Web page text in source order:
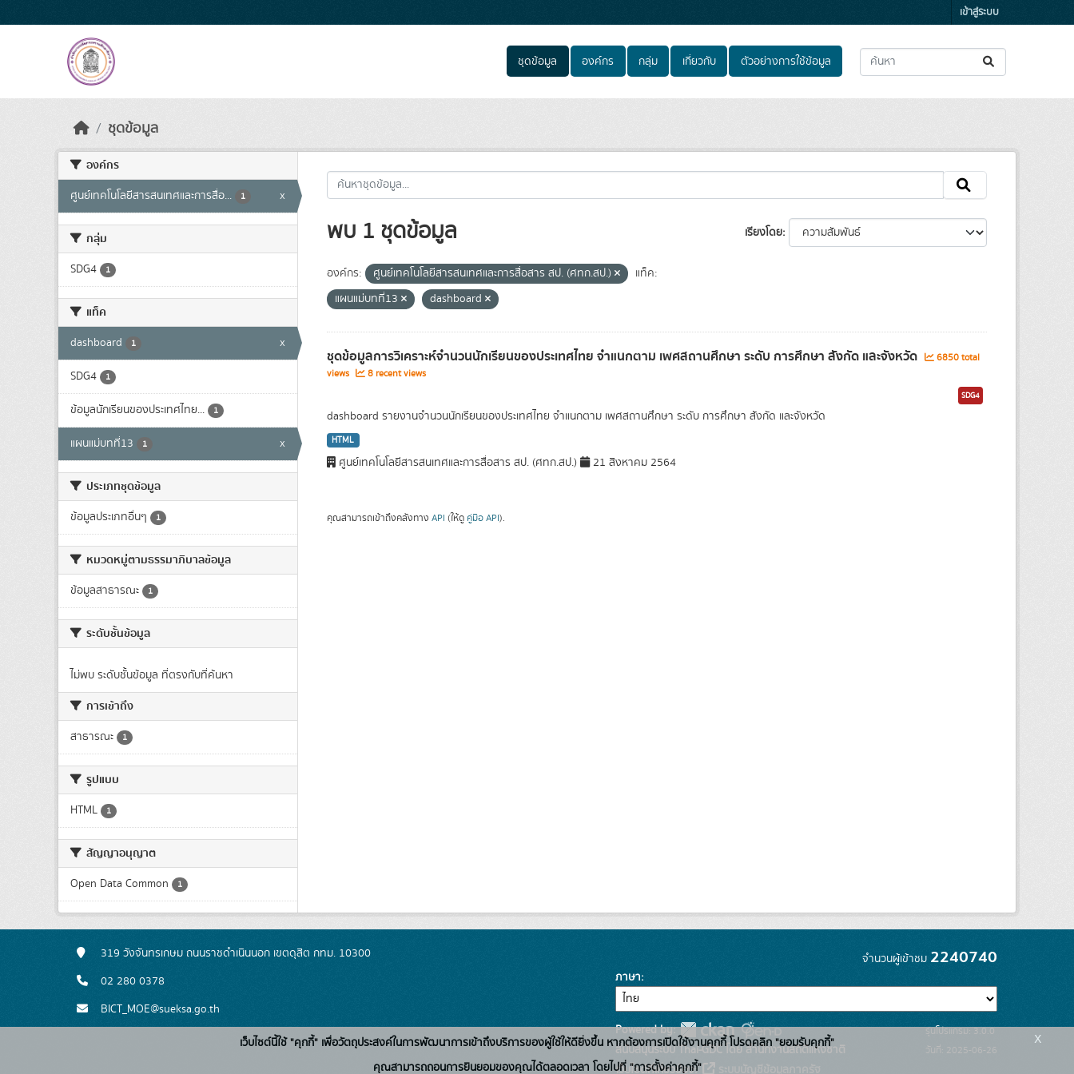
เข้าสู่ระบบ
ชุดข้อมูล องค์กร กลุ่ม เกี่ยวกับ ตัวอย่างการใช้ข้อมูล
ชุดข้อมูล
องค์กร
ศูนย์เทคโนโลยีสารสนเทศและการสื่อ... 1 x
กลุ่ม
SDG4 1
แท็ค
dashboard 1 x
SDG4 1
ข้อมูลนักเรียนของประเทศไทย... 1
แผนแม่บทที่13 1 x
ประเภทชุดข้อมูล
ข้อมูลประเภทอื่นๆ 1
หมวดหมู่ตามธรรมาภิบาลข้อมูล
ข้อมูลสาธารณะ 1
ระดับชั้นข้อมูล
ไม่พบ ระดับชั้นข้อมูล ที่ตรงกับที่ค้นหา
การเข้าถึง
สาธารณะ 1
รูปแบบ
HTML 1
สัญญาอนุญาต
Open Data Common 1
เรียงโดย
พบ 1 ชุดข้อมูล
องค์กร: ศูนย์เทคโนโลยีสารสนเทศและการสื่อสาร สป. (ศทก.สป.)
แท็ค:
แผนแม่บทที่13
dashboard
ชุดข้อมูลการวิเคราะห์จำนวนนักเรียนของประเทศไทย จำแนกตาม เพศสถานศึกษา ระดับ การศึกษา สังกัด และจังหวัด
6850 total
views
8 recent views
SDG4
dashboard รายงานจำนวนนักเรียนของประเทศไทย จำแนกตาม เพศสถานศึกษา ระดับ การศึกษา สังกัด และจังหวัด
HTML
ศูนย์เทคโนโลยีสารสนเทศและการสื่อสาร สป. (ศทก.สป.) 21 สิงหาคม 2564
คุณสามารถเข้าถึงคลังทาง API (ให้ดู คู่มือ API).
319 วังจันทรเกษม ถนนราชดำเนินนอก เขตดุสิต กทม. 10300
02 280 0378
BICT_MOE@sueksa.go.th
จำนวนผู้เข้าชม 2240740
ภาษา
Powered by:
สนับสนุนระบบ Thai-GDC โดย สำนักงานสถิติแห่งชาติ
เว็บไซต์ที่เกี่ยวข้อง:
รุ่นโปรแกรม: 3.0.0
วันที่: 2025-06-26
เว็บไซต์นี้ใช้ "คุกกี้" เพื่อวัตถุประสงค์ในการพัฒนาการเข้าถึงบริการของผู้ใช้ให้ดียิ่งขึ้น หากต้องการเปิดใช้งานคุกกี้ โปรดคลิก "ยอมรับคุกกี้"
คุณสามารถถอนการยินยอมของคุณได้ตลอดเวลา โดยไปที่ "การตั้งค่าคุกกี้"
x